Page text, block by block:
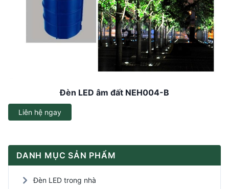
Đèn LED âm đất NEH004-B
Liên hệ ngay
DANH MỤC SẢN PHẨM
Đèn LED trong nhà